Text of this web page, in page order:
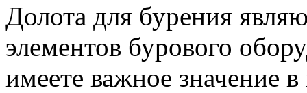
Долота для бурения
элементов бурового
имеете важное значение